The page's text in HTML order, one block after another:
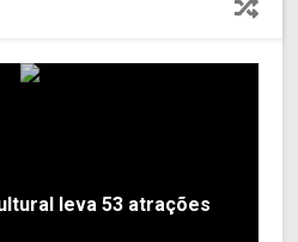
leva 53 atrações